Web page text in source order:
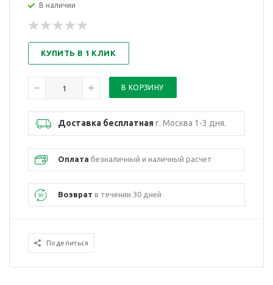
В наличии
КУПИТЬ В 1 КЛИК
Доставка бесплатнаяг. Москва 1-3 дня.
Оплата безналичный и наличный расчет
Возврат в течении 30 дней
Поделиться